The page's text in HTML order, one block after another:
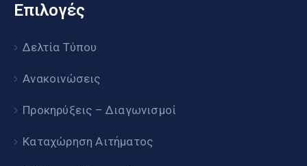
Επιλογές
Δελτία Τύπου
Ανακοινώσεις
Προκηρύξεις – Διαγωνισμοί
Καταχώρηση Αιτήματος